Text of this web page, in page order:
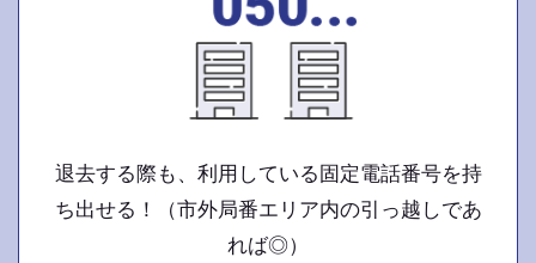
退去する際も、利用している固定電話番号を持
ち出せる！（市外局番エリア内の引っ越しであ
れば◎）